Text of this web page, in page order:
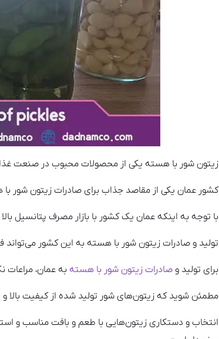
زیتون شور با هسته یکی از محصولات محبوب در صنعت
کشور عمان یکی از مقاصد جذاب برای صادرات زیتون شور
با توجه به اینکه عمان یک کشور با بازار مصرف پتانسیل
تولید و صادرات زیتون شور با هسته به این کشور می‌تواند
برای تولید و صادرات زیتون شور با هسته به عمان، مراعات
مطمئن شوید که زیتون‌های شور تولید شده از کیفیت بالا و
انتخاب و دستکاری زیتون‌هایی با طعم و بافت مناسب و